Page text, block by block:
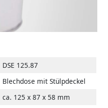
DSE 125.87
Blechdose mit Stülpdeckel
ca. 125 x 87 x 58 mm